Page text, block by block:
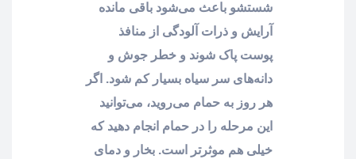
شستشو باعث می‌شود باقی مانده
آرایش و ذرات آلودگی از منافذ
پوست پاک شوند و خطر جوش و
دانه‌های سر سیاه بسیار کم ‌شود. اگر
هر روز به حمام می‌روید، می‌توانید
این مرحله را در حمام انجام دهید که
خیلی هم موثرتر است. بخار و دمای